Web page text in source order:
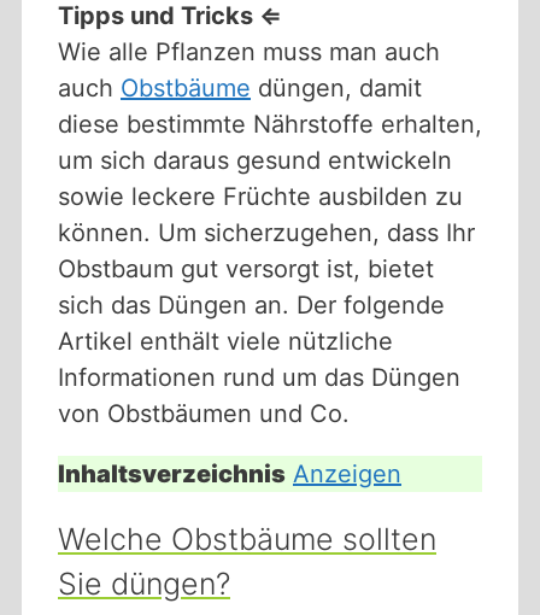
Tipps und Tricks ⇐
Wie alle Pflanzen muss man auch
auch Obstbäume düngen, damit
diese bestimmte Nährstoffe erhalten,
um sich daraus gesund entwickeln
sowie leckere Früchte ausbilden zu
können. Um sicherzugehen, dass Ihr
Obstbaum gut versorgt ist, bietet
sich das Düngen an. Der folgende
Artikel enthält viele nützliche
Informationen rund um das Düngen
von Obstbäumen und Co.
Inhaltsverzeichnis Anzeigen
Welche Obstbäume sollten
Sie düngen?